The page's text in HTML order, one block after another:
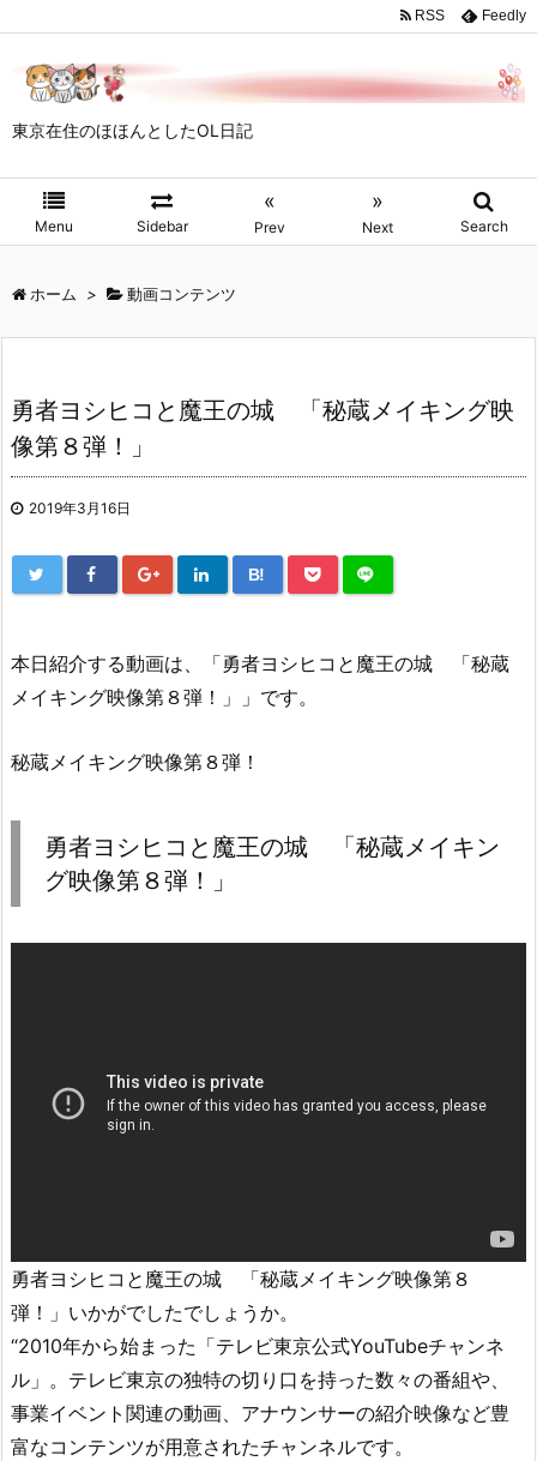
東京在住のほほんとしたOL日記
Menu Sidebar
«
Prev
»
Next Search
RSS Feedly
ホーム > 動画コンテンツ
勇者ヨシヒコと魔王の城 「秘蔵メイキング映
像第８弾！」
2019年3月16日
B!
本日紹介する動画は、「勇者ヨシヒコと魔王の城 「秘蔵
メイキング映像第８弾！」」です。
秘蔵メイキング映像第８弾！
勇者ヨシヒコと魔王の城 「秘蔵メイキン
グ映像第８弾！」
勇者ヨシヒコと魔王の城 「秘蔵メイキング映像第８
弾！」いかがでしたでしょうか。
“2010年から始まった「テレビ東京公式YouTubeチャンネ
ル」。テレビ東京の独特の切り口を持った数々の番組や、
事業イベント関連の動画、アナウンサーの紹介映像など豊
富なコンテンツが用意されたチャンネルです。